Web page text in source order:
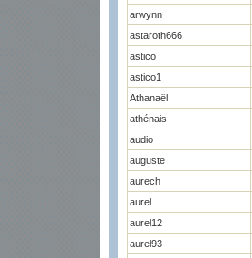
arwynn
astaroth666
astico
astico1
Athanaël
athénais
audio
auguste
aurech
aurel
aurel12
aurel93